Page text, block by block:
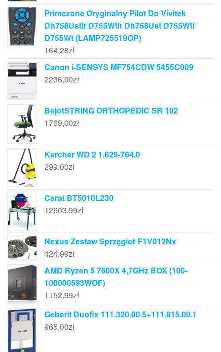
Primezone Oryginalny Pilot Do Vivitek
Dh758Ustir D755Wtir Dh758Ust D755Wti
D755Wt (LAMP725519OP)
164,28zł
Canon i-SENSYS MF754CDW 5455C009
2236,00zł
BejotSTRING ORTHOPEDIC SR 102
1769,00zł
Karcher WD 2 1.629-764.0
299,00zł
Carat BT5010L230
12603,99zł
Nexus Zestaw Sprzęgieł F1V012Nx
424,99zł
AMD Ryzen 5 7600X 4,7GHz BOX (100-
100000593WOF)
1152,99zł
Geberit Duofix 111.320.00.5+111.815.00.1
965,00zł